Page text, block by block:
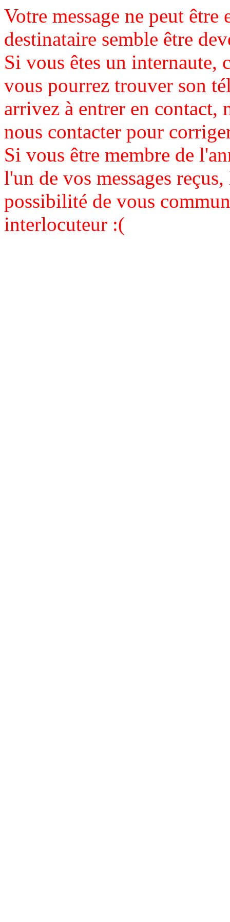
Votre message ne peut
destinataire semble être
Si vous êtes un internaute,
vous pourrez trouver son
arrivez à entrer en contact,
nous contacter pour
Si vous être membre de
l'un de vos messages
possibilité de vous
interlocuteur :(